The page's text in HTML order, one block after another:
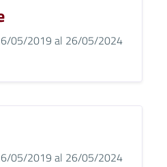
05/2019 al 26/05/2024
05/2019 al 26/05/2024